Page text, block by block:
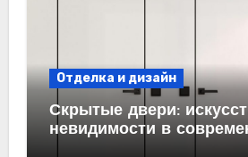
Отделка и дизайн
Скрытые двери:
невидимости в